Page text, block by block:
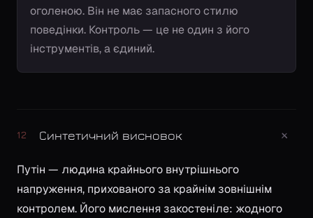
оголеною. Він не має запасного стилю
поведінки. Контроль — це не один з його
інструментів, а єдиний.
12 Синтетичний висновок +
Путін — людина крайнього внутрішнього
напруження, прихованого за крайнім зовнішнім
контролем. Його мислення закостеніле: жодного